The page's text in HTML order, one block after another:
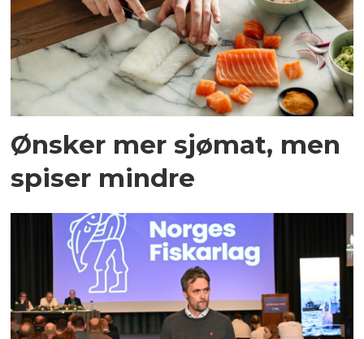
Ønsker mer sjømat, men
spiser mindre